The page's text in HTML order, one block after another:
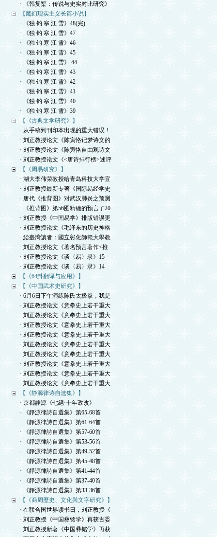
· 《韩复榘：传说与史实对比研究》
【魔幻现实主义长篇小说】
· 《独 钓 寒 江 雪》48(完)
· 《独 钓 寒 江 雪》47
· 《独 钓 寒 江 雪》46
· 《独 钓 寒 江 雪》45
· 《独 钓 寒 江 雪》 44
· 《独 钓 寒 江 雪》43
· 《独 钓 寒 江 雪》42
· 《独 钓 寒 江 雪》41
· 《独 钓 寒 江 雪》40
· 《独 钓 寒 江 雪》39
【《古典文学研究》】
· 从手稿到刊印本出现的重大错误！
· 刘正教授论文《陈寅恪记梦诗文的
· 刘正教授论文《陈寅恪自由观诗文
· 刘正教授论文《<唐诗排行榜>述评
【《周易研究》】
· 湖大李伟荣教授给青岛科技大学宣
· 刘正教授最新专著《国际易经学史
· 唐代《推背图》对武汉肺炎之预测
· 《推背图》第56图精确的预言了20
· 刘正教授《中国易学》排版错误更
· 刘正教授论文《毛泽东的历史神格
· 給臺灣讀者：國立彰化師範大學教
· 刘正教授论文《著名预言著作<推
· 刘正教授论文《谈〈易〉录》15
· 刘正教授论文《谈〈易〉录》14
【《64卦翻译与应用》】
【《中国武术史研究》】
· 6月6日下午演练陈氏太极拳，我是
· 刘正教授论文《意拳史上若干重大
· 刘正教授论文《意拳史上若干重大
· 刘正教授论文《意拳史上若干重大
· 刘正教授论文《意拳史上若干重大
· 刘正教授论文《意拳史上若干重大
· 刘正教授论文《意拳史上若干重大
· 刘正教授论文《意拳史上若干重大
· 刘正教授论文《意拳史上若干重大
· 刘正教授论文《意拳史上若干重大
【《静源律诗自选集》】
· 京都静源《七絕·十年政改》
· 《靜源律詩自選集》第65-68首
· 《靜源律詩自選集》第61-64首
· 《靜源律詩自選集》第57-60首
· 《靜源律詩自選集》第53-56首
· 《靜源律詩自選集》第49-52首
· 《靜源律詩自選集》第45-48首
· 《靜源律詩自選集》第41-44首
· 《靜源律詩自選集》第37-40首
· 《靜源律詩自選集》第33-36首
【《商周歷史、文化與文字研究》】
· 在联合国世界读书日，刘正教授《
· 刘正教授《中国彝铭学》再获古委
· 刘正教授新著《中国彝铭学》再获